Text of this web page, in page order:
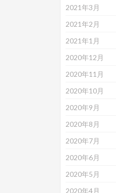
2021年3月
2021年2月
2021年1月
2020年12月
2020年11月
2020年10月
2020年9月
2020年8月
2020年7月
2020年6月
2020年5月
2020年4月